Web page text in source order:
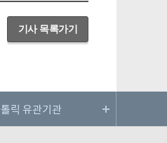
기사 목록가기